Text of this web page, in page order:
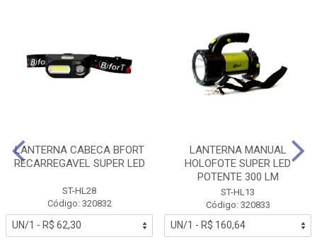
LANTERNA CABECA BFORT
RECARREGAVEL SUPER LED
ST-HL28
Código: 320832
LANTERNA MANUAL
HOLOFOTE SUPER LED
POTENTE 300 LM
ST-HL13
Código: 320833